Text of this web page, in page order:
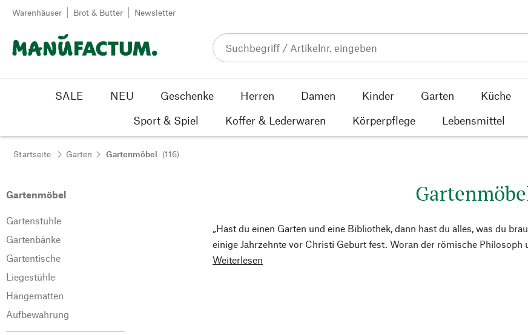
Zum Inhalt springen
Warenhäuser Brot & Butter Newsletter
SALE NEU Geschenke Herren Damen Kinder Garten Küche
Sport & Spiel
Koffer & Lederwaren Körperpflege Lebensmittel
Startseite Garten Gartenmöbel (116)
Gartenmöbel
Gartenstühle
Gartenbänke
Gartentische
Liegestühle
Hängematten
Aufbewahrung
„Hast du einen Garten und eine Bibliothek, dann hast du alles, was du
einige Jahrzehnte vor Christi Geburt fest. Woran der römische
Weiterlesen